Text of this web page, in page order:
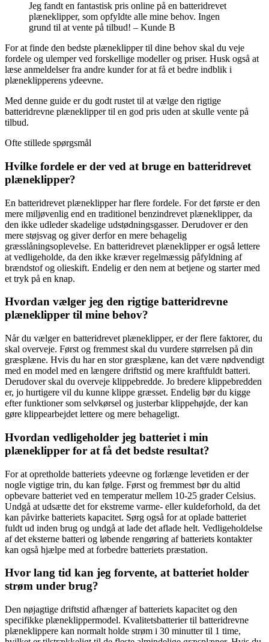
Jeg fandt en fantastisk pris online på en batteridrevet
plæneklipper, som opfyldte alle mine behov. Ingen
grund til at vente på tilbud! – Kunde B
For at finde den bedste plæneklipper til dine behov skal du veje
fordele og ulemper ved forskellige modeller og priser. Husk også at
læse anmeldelser fra andre kunder for at få et bedre indblik i
plæneklipperens ydeevne.
Med denne guide er du godt rustet til at vælge den rigtige
batteridrevne plæneklipper til en god pris uden at skulle vente på
tilbud.
Ofte stillede spørgsmål
Hvilke fordele er der ved at bruge en batteridrevet
plæneklipper?
En batteridrevet plæneklipper har flere fordele. For det første er den
mere miljøvenlig end en traditionel benzindrevet plæneklipper, da
den ikke udleder skadelige udstødningsgasser. Derudover er den
mere støjsvag og giver derfor en mere behagelig
græsslåningsoplevelse. En batteridrevet plæneklipper er også lettere
at vedligeholde, da den ikke kræver regelmæssig påfyldning af
brændstof og olieskift. Endelig er den nem at betjene og starter med
et tryk på en knap.
Hvordan vælger jeg den rigtige batteridrevne
plæneklipper til mine behov?
Når du vælger en batteridrevet plæneklipper, er der flere faktorer, du
skal overveje. Først og fremmest skal du vurdere størrelsen på din
græsplæne. Hvis du har en stor græsplæne, kan det være nødvendigt
med en model med en længere driftstid og mere kraftfuldt batteri.
Derudover skal du overveje klippebredde. Jo bredere klippebredden
er, jo hurtigere vil du kunne klippe græsset. Endelig bør du kigge
efter funktioner som selvkørsel og justerbar klippehøjde, der kan
gøre klippearbejdet lettere og mere behageligt.
Hvordan vedligeholder jeg batteriet i min
plæneklipper for at få det bedste resultat?
For at opretholde batteriets ydeevne og forlænge levetiden er der
nogle vigtige trin, du kan følge. Først og fremmest bør du altid
opbevare batteriet ved en temperatur mellem 10-25 grader Celsius.
Undgå at udsætte det for ekstreme varme- eller kuldeforhold, da det
kan påvirke batteriets kapacitet. Sørg også for at oplade batteriet
fuldt ud inden brug og undgå at lade det aflade helt. Vedligeholdelse
af det eksterne batteri og løbende rengøring af batteriets kontakter
kan også hjælpe med at forbedre batteriets præstation.
Hvor lang tid kan jeg forvente, at batteriet holder
strøm under brug?
Den nøjagtige driftstid afhænger af batteriets kapacitet og den
specifikke plæneklippermodel. Kvalitetsbatterier til batteridrevne
plæneklippere kan normalt holde strøm i 30 minutter til 1 time,